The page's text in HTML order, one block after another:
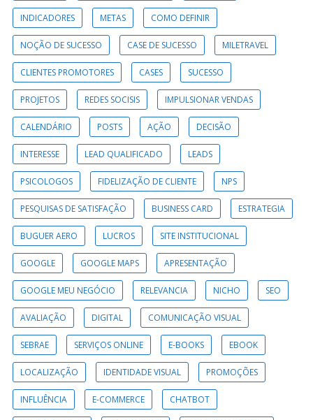
INDICADORES METAS COMO DEFINIR
NOÇÃO DE SUCESSO CASE DE SUCESSO MILETRAVEL
CLIENTES PROMOTORES CASES SUCESSO
PROJETOS REDES SOCISIS IMPULSIONAR VENDAS
CALENDÁRIO POSTS AÇÃO DECISÃO
INTERESSE LEAD QUALIFICADO LEADS
PSICOLOGOS FIDELIZAÇÃO DE CLIENTE NPS
PESQUISAS DE SATISFAÇÃO BUSINESS CARD ESTRATEGIA
BUGUER AERO LUCROS SITE INSTITUCIONAL
GOOGLE GOOGLE MAPS APRESENTAÇÃO
GOOGLE MEU NEGÓCIO RELEVANCIA NICHO SEO
AVALIAÇÃO DIGITAL COMUNICAÇÃO VISUAL
SEBRAE SERVIÇOS ONLINE E-BOOKS EBOOK
LOCALIZAÇÃO IDENTIDADE VISUAL PROMOÇÕES
INFLUÊNCIA E-COMMERCE CHATBOT